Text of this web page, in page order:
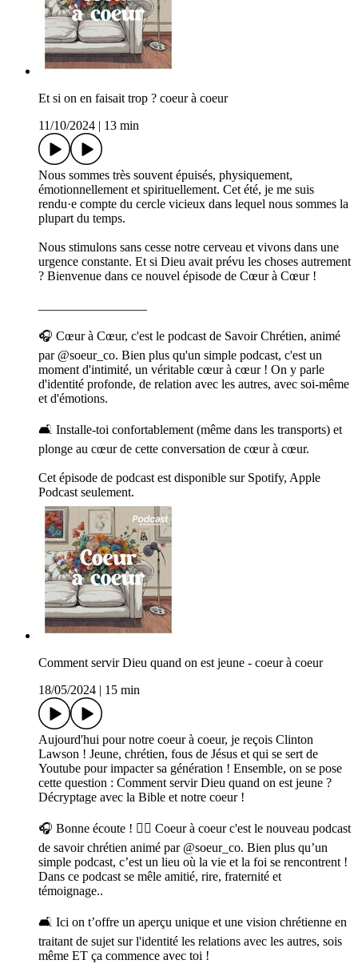
Et si on en faisait trop ? coeur à coeur
11/10/2024
13 min
Nous sommes très souvent épuisés, physiquement,
émotionnellement et spirituellement. Cet été, je me suis
rendu·e compte du cercle vicieux dans lequel nous sommes la
plupart du temps.
Nous stimulons sans cesse notre cerveau et vivons dans une
urgence constante. Et si Dieu avait prévu les choses autrement
? Bienvenue dans ce nouvel épisode de Cœur à Cœur !
🎧 Cœur à Cœur, c'est le podcast de Savoir Chrétien, animé
par @soeur_co. Bien plus qu'un simple podcast, c'est un
moment d'intimité, un véritable cœur à cœur ! On y parle
d'identité profonde, de relation avec les autres, avec soi-même
et d'émotions.
🛋️ Installe-toi confortablement (même dans les transports) et
plonge au cœur de cette conversation de cœur à cœur.
Cet épisode de podcast est disponible sur Spotify, Apple
Podcast seulement.
Comment servir Dieu quand on est jeune - coeur à coeur
18/05/2024
15 min
Aujourd'hui pour notre coeur à coeur, je reçois Clinton
Lawson ! Jeune, chrétien, fous de Jésus et qui se sert de
Youtube pour impacter sa génération ! Ensemble, on se pose
cette question : Comment servir Dieu quand on est jeune ?
Décryptage avec la Bible et notre coeur !
🎧 Bonne écoute ! ❤️‍🔥 Coeur à coeur c'est le nouveau podcast
de savoir chrétien animé par @soeur_co. Bien plus qu’un
simple podcast, c’est un lieu où la vie et la foi se rencontrent !
Dans ce podcast se mêle amitié, rire, fraternité et
témoignage..
🛋️ Ici on t’offre un aperçu unique et une vision chrétienne en
traitant de sujet sur l'identité les relations avec les autres, sois
même ET ça commence avec toi !